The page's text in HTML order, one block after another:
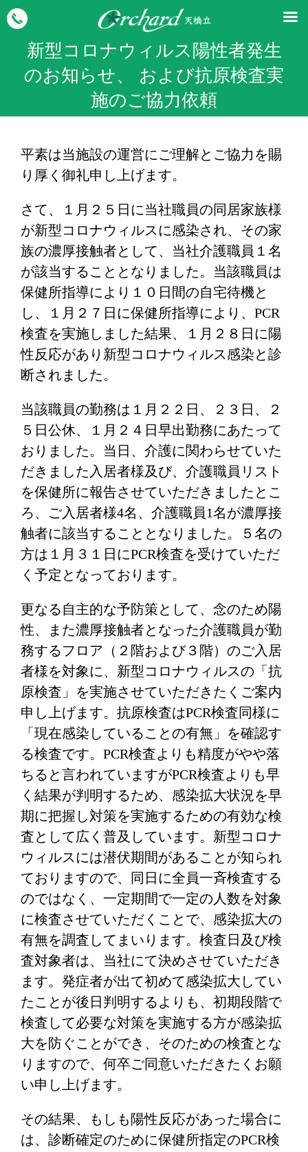
新型コロナウィルス陽性者発生
のお知らせ、 および抗原検査実
施のご協力依頼
平素は当施設の運営にご理解とご協力を賜
り厚く御礼申し上げます。
さて、１月２５日に当社職員の同居家族様
が新型コロナウィルスに感染され、その家
族の濃厚接触者として、当社介護職員１名
が該当することとなりました。当該職員は
保健所指導により１０日間の自宅待機と
し、１月２７日に保健所指導により、PCR
検査を実施しました結果、１月２８日に陽
性反応があり新型コロナウィルス感染と診
断されました。
当該職員の勤務は１月２２日、２３日、２
５日公休、１月２４日早出勤務にあたって
おりました。当日、介護に関わらせていた
だきました入居者様及び、介護職員リスト
を保健所に報告させていただきましたとこ
ろ、ご入居者様4名、介護職員1名が濃厚接
触者に該当することとなりました。５名の
方は１月３１日にPCR検査を受けていただ
く予定となっております。
更なる自主的な予防策として、念のため陽
性、また濃厚接触者となった介護職員が勤
務するフロア（２階および３階）のご入居
者様を対象に、新型コロナウィルスの「抗
原検査」を実施させていただきたくご案内
申し上げます。抗原検査はPCR検査同様に
「現在感染していることの有無」を確認す
る検査です。PCR検査よりも精度がやや落
ちると言われていますがPCR検査よりも早
く結果が判明するため、感染拡大状況を早
期に把握し対策を実施するための有効な検
査として広く普及しています。新型コロナ
ウィルスには潜伏期間があることが知られ
ておりますので、同日に全員一斉検査する
のではなく、一定期間で一定の人数を対象
に検査させていただくことで、感染拡大の
有無を調査してまいります。検査日及び検
査対象者は、当社にて決めさせていただき
ます。発症者が出て初めて感染拡大してい
たことが後日判明するよりも、初期段階で
検査して必要な対策を実施する方が感染拡
大を防ぐことができ、そのための検査とな
りますので、何卒ご同意いただきたくお願
い申し上げます。
その結果、もしも陽性反応があった場合に
は、診断確定のために保健所指定のPCR検